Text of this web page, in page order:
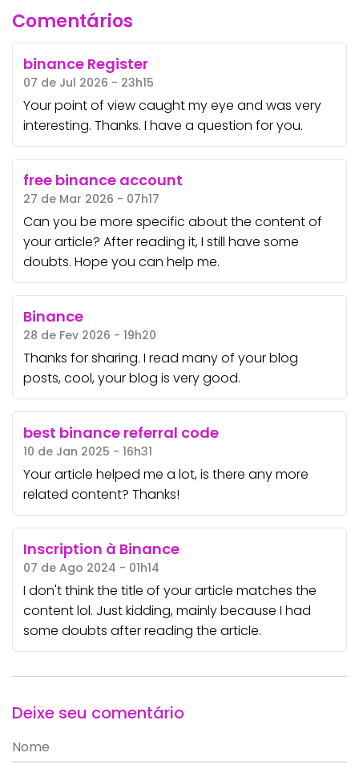
Comentários
binance Register
07 de Jul 2026 - 23h15
Your point of view caught my eye and was very
interesting. Thanks. I have a question for you.
free binance account
27 de Mar 2026 - 07h17
Can you be more specific about the content of
your article? After reading it, I still have some
doubts. Hope you can help me.
Binance
28 de Fev 2026 - 19h20
Thanks for sharing. I read many of your blog
posts, cool, your blog is very good.
best binance referral code
10 de Jan 2025 - 16h31
Your article helped me a lot, is there any more
related content? Thanks!
Inscription à Binance
07 de Ago 2024 - 01h14
I don't think the title of your article matches the
content lol. Just kidding, mainly because I had
some doubts after reading the article.
Deixe seu comentário